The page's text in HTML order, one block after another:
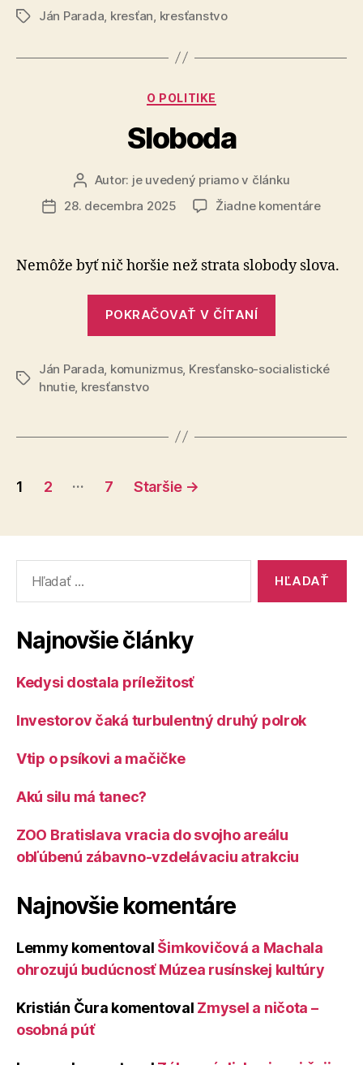
gramatiku?“
ZnačkyJán Parada kresťan kresťanstvo
Kategórie
O POLITIKE
Sloboda
Autor
článku
Autor: je uvedený priamo v článku
Dátum
28. decembra 2025 Žiadne komentárena
Nemôže byť nič horšie než strata slobody slova.
POKRAČOVAŤ V ČÍTANÍ
Značky
Ján Parada komunizmus, Kresťansko-socialistické
hnutie, kresťanstvo
Stránkovanie
1 2 … 7 Staršie →
Najnovšie články
Kedysi dostala príležitosť
Investorov čaká turbulentný druhý polrok
Vtip o psíkovi a mačičke
Akú silu má tanec?
ZOO Bratislava vracia do svojho areálu
obľúbenú zábavno-vzdelávaciu atrakciu
Najnovšie komentáre
Lemmy komentoval Šimkovičová a Machala
ohrozujú budúcnosť Múzea rusínskej kultúry
Kristián Čura komentoval Zmysel a ničota –
osobná púť